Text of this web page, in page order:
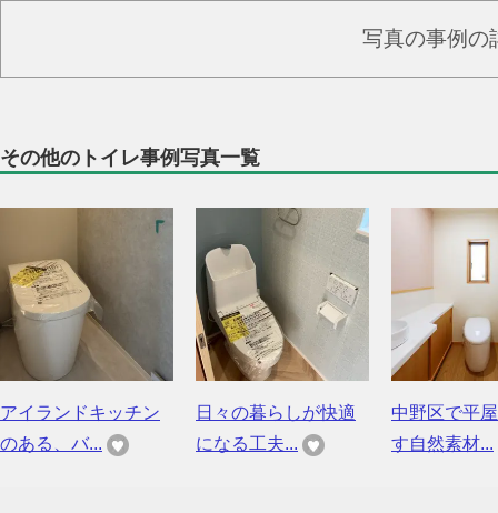
写真の事例の
その他のトイレ事例写真一覧
アイランドキッチン
のある、バ...
日々の暮らしが快適
になる工夫...
中野区で平
す自然素材...